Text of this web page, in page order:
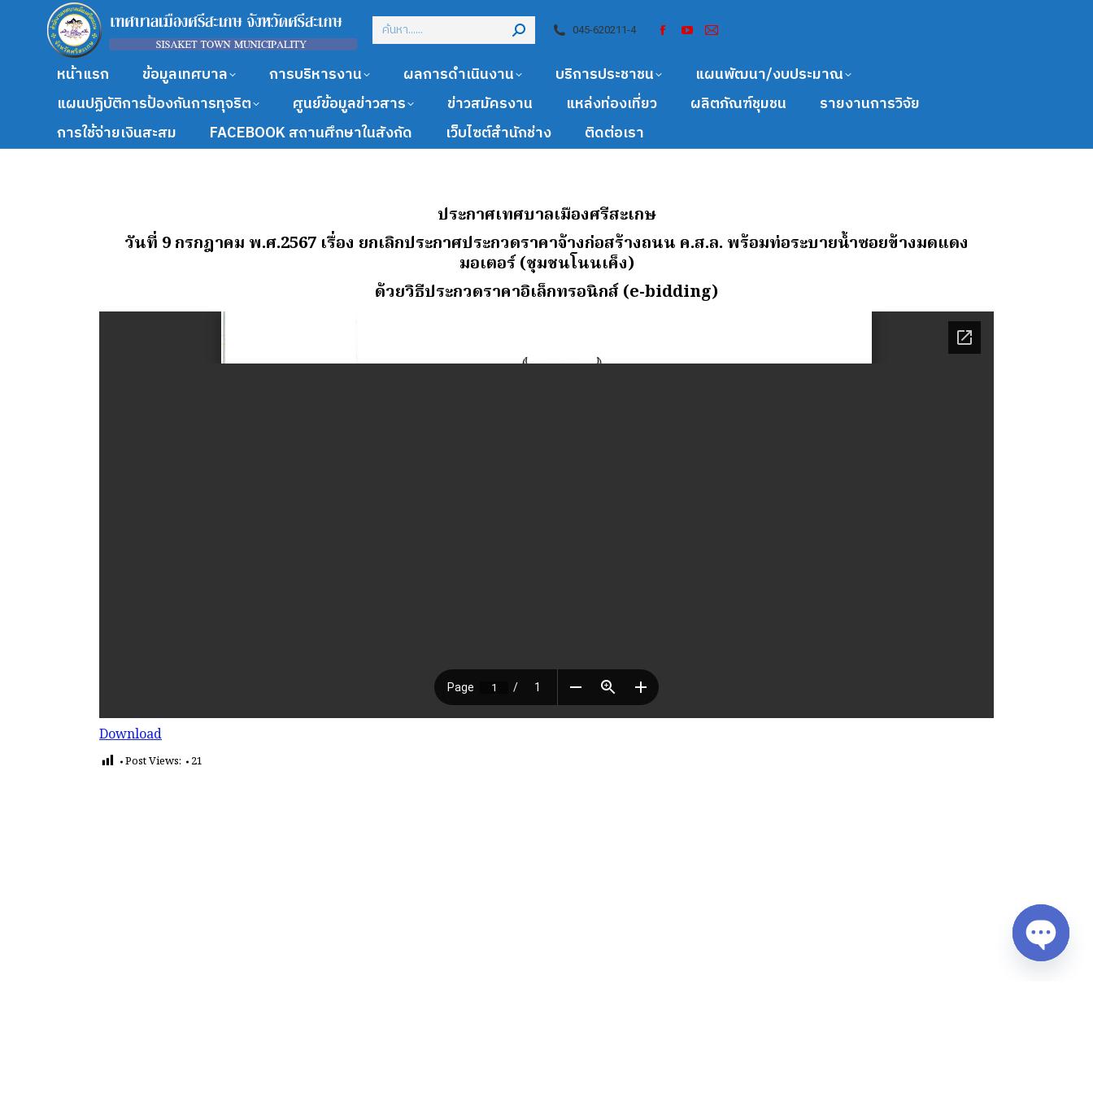
045-620211-4
หน้าแรก ข้อมูลเทศบาล การบริหารงาน ผลการดำเนินงาน บริการประชาชน
แผนพัฒนา/งบประมาณ
แผนปฏิบัติการป้องกันการทุจริต
ศูนย์ข้อมูลข่าวสาร ข่าวสมัครงาน แหล่งท่องเที่ยว ผลิตภัณฑ์ชุมชน
รายงานการวิจัย
การใช้จ่ายเงินสะสม
FACEBOOK สถานศึกษาในสังกัด เว็บไซต์สำนักช่าง ติดต่อเรา
ประกาศเทศบาลเมืองศรีสะเกษ
วันที่ 9 กรกฎาคม พ.ศ.2567 เรื่อง ยกเลิกประกาศประกวดราคาจ้างก่อสร้างถนน ค.ส.ล. พร้อมท่อระบายน้ำซอยข้างมดแดง
มอเตอร์ (ชุมชนโนนเค็ง)
ด้วยวิธีประกวดราคาอิเล็กทรอนิกส์ (e-bidding)
Download
Post Views: 21